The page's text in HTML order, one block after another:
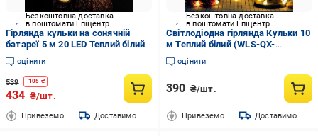
Безкоштовна доставка
в поштомати Епіцентр
Гірлянда кульки на сонячній
батареї 5 м 20 LED Теплий білий
оцінити
539 -105 ₴
434 ₴/шт.
Привеземо Доставимо
Безкоштовна доставка
в поштомати Епіцентр
Світлодіодна гірлянда Кульки 10
м Теплий білий (WLS-QX-
DC2148W10)
оцінити
390 ₴/шт.
Привеземо Доставимо